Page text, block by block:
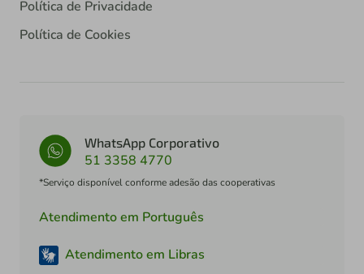
Política de Privacidade
Política de Cookies
WhatsApp Corporativo
51 3358 4770
*Serviço disponível conforme adesão das cooperativas
Atendimento em Português
Atendimento em Libras